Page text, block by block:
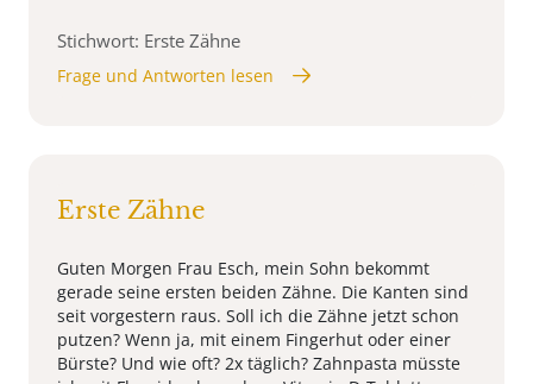
Stichwort: Erste Zähne
Frage und Antworten lesen
Erste Zähne
Guten Morgen Frau Esch, mein Sohn bekommt
gerade seine ersten beiden Zähne. Die Kanten sind
seit vorgestern raus. Soll ich die Zähne jetzt schon
putzen? Wenn ja, mit einem Fingerhut oder einer
Bürste? Und wie oft? 2x täglich? Zahnpasta müsste